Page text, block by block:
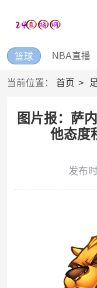
篮球 NBA直播
当前位置： 首页
图片报：萨
他态度
发布